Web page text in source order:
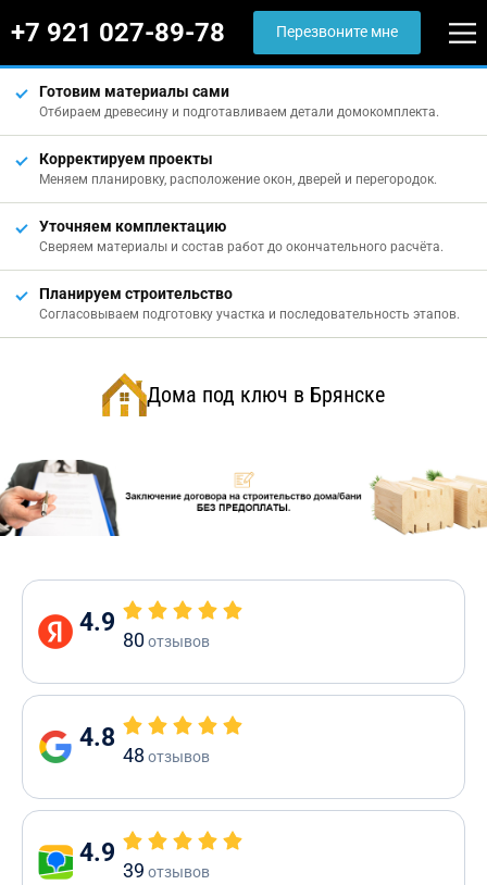
+7 921 027-89-78 Перезвоните мне
Готовим материалы сами
Отбираем древесину и подготавливаем детали домокомплекта.
Корректируем проекты
Меняем планировку, расположение окон, дверей и перегородок.
Уточняем комплектацию
Сверяем материалы и состав работ до окончательного расчёта.
Планируем строительство
Согласовываем подготовку участка и последовательность этапов.
Дома под ключ в Брянске
4.9
80отзывов
4.8
48 отзывов
4.9
39 отзывов